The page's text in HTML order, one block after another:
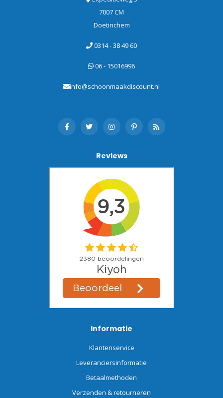
7007 CM
Doetinchem
0314 - 38 49 60
06 - 15016996
info@schoonmaakdiscount.nl
Reviews
Informatie
Klantenservice
Leveranciersinformatie
Betaalmethoden
Verzenden & retourneren